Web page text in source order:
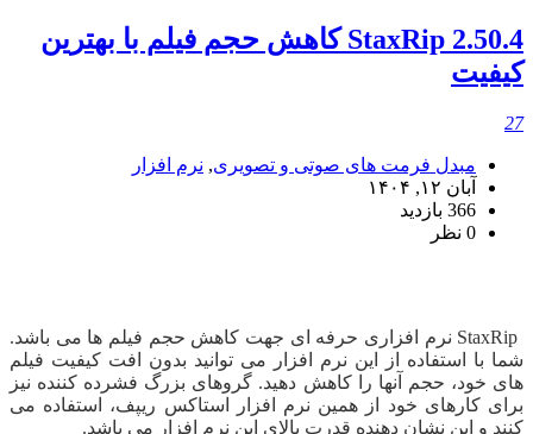
StaxRip 2.50.4 کاهش حجم فیلم با بهترین
کیفیت
27
مبدل فرمت های صوتی و تصویری, نرم افزار
آبان ۱۲, ۱۴۰۴
366 بازدید
0 نظر
StaxRip نرم افزاری حرفه ای جهت کاهش حجم فیلم ها می باشد.
شما با استفاده از این نرم افزار می توانید بدون افت کیفیت فیلم
های خود، حجم آنها را کاهش دهید. گروهای بزرگ فشرده کننده نیز
برای کارهای خود از همین نرم افزار استاکس ریپف، استفاده می
کنند و این نشان دهنده قدرت بالای این نرم افزار می باشد.